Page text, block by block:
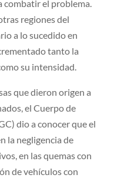
combatir el problema.
regiones del
a lo sucedido en
tanto la
su intensidad.
que dieron origen a
el Cuerpo de
dio a conocer que el
la negligencia de
en las quemas con
de vehículos con